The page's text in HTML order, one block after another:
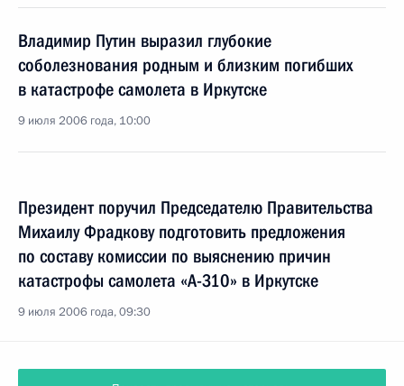
Владимир Путин выразил глубокие
соболезнования родным и близким погибших
в катастрофе самолета в Иркутске
9 июля 2006 года, 10:00
Президент поручил Председателю Правительства
Михаилу Фрадкову подготовить предложения
по составу комиссии по выяснению причин
катастрофы самолета «А-310» в Иркутске
9 июля 2006 года, 09:30